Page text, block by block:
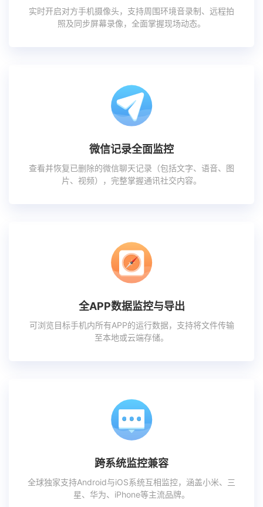
实时开启对方手机摄像头，支持周围环境音录制、远程拍
照及同步屏幕录像，全面掌握现场动态。
微信记录全面监控
查看并恢复已删除的微信聊天记录（包括文字、语音、图
片、视频），完整掌握通讯社交内容。
全APP数据监控与导出
可浏览目标手机内所有APP的运行数据，支持将文件传输
至本地或云端存储。
跨系统监控兼容
全球独家支持Android与iOS系统互相监控，涵盖小米、三
星、华为、iPhone等主流品牌。